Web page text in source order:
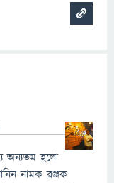
অন্যতম হলো
নামক রঞ্জক